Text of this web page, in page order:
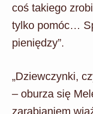
coś takiego
tylko pomóc…
pieniędzy”.
„Dziewczynki,
– oburza się
zarabianiem